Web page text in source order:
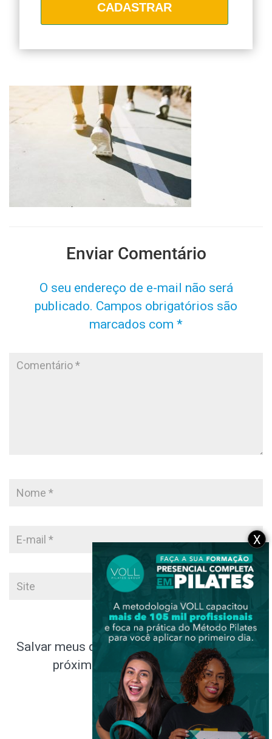
CADASTRAR
Enviar Comentário
O seu endereço de e-mail não será
publicado. Campos obrigatórios são
marcados com *
Salvar meus dados neste navegador para a
próxima vez que eu comentar.
X